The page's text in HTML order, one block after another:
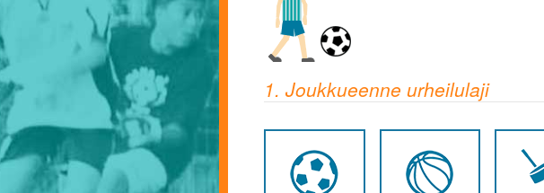
1. Joukkueenne urheilulaji